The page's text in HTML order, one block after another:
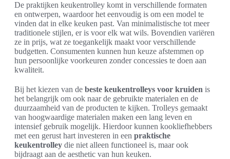
De praktijken keukentrolley komt in verschillende formaten
en ontwerpen, waardoor het eenvoudig is om een model te
vinden dat in elke keuken past. Van minimalistische tot meer
traditionele stijlen, er is voor elk wat wils. Bovendien variëren
ze in prijs, wat ze toegankelijk maakt voor verschillende
budgetten. Consumenten kunnen hun keuze afstemmen op
hun persoonlijke voorkeuren zonder concessies te doen aan
kwaliteit.
Bij het kiezen van de beste keukentrolleys voor kruiden is
het belangrijk om ook naar de gebruikte materialen en de
duurzaamheid van de producten te kijken. Trolleys gemaakt
van hoogwaardige materialen maken een lang leven en
intensief gebruik mogelijk. Hierdoor kunnen kookliefhebbers
met een gerust hart investeren in een praktische
keukentrolley die niet alleen functioneel is, maar ook
bijdraagt aan de aesthetic van hun keuken.